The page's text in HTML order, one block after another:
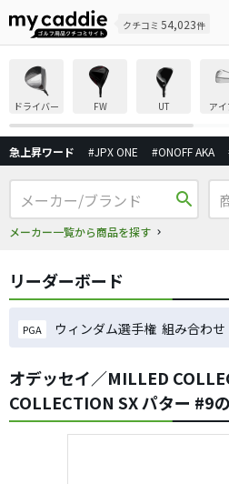
クチコミ 54,023件
ドライバー FW UT ア
急上昇ワード #JPX ONE #ONOFF AKA
search
メーカー一覧から商品を探す
リーダーボード
PGA ウィンダム選手権 組み合わせ
オデッセイ／MILLED
COLLECTION SX パター #9